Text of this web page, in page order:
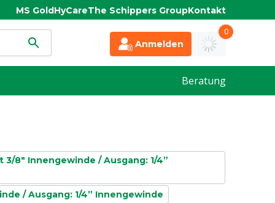
MS GoldHyCareThe Schippers GroupKontakt
Anmelden
0
Beratung
3/8" Innengewinde / Ausgang: 1/4”
/ Ausgang: 1/4” Innengewinde